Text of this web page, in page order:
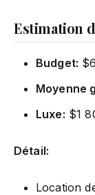
Estimation
Budget:
Moyenne
Luxe: $1
Détail:
Location